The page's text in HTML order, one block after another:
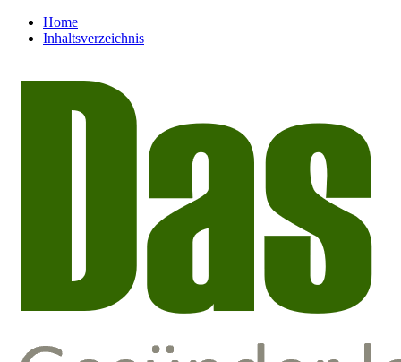
Home
Inhaltsverzeichnis